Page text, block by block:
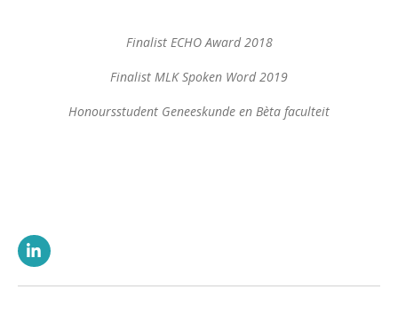
Finalist ECHO Award 2018
Finalist MLK Spoken Word 2019
Honoursstudent Geneeskunde en Bèta faculteit
L
i
n